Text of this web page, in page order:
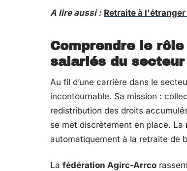
A lire aussi : Retraite à
Comprendre le
salariés du
Au fil d’une carrière dans le
incontournable. Sa mission :
redistribution des droits
se met discrètement en place. La
automatiquement à la retraite de
La fédération Agirc-Arrco